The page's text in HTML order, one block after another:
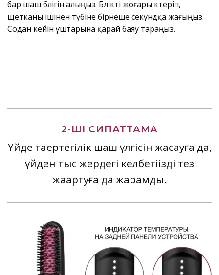
бар шаш бөлігін алыңыз. Бөлікті жоғары көтеріп,
щетканы ішінен түбіне бірнеше секундқа жағыңыз.
Содан кейін ұштарына қарай баяу тараңыз.
2-ШІ СИПАТТАМА
Үйде таңертеңгілік шаш үлгісін жасауға да,
үйден тыс жердегі келбетіңізді тез
жаңартуға да жарамды.